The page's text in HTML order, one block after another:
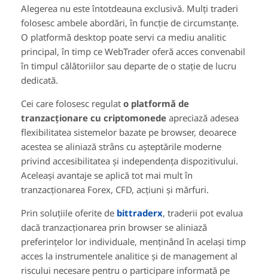
Alegerea nu este întotdeauna exclusivă. Mulți traderi
folosesc ambele abordări, în funcție de circumstanțe.
O platformă desktop poate servi ca mediu analitic
principal, în timp ce WebTrader oferă acces convenabil
în timpul călătoriilor sau departe de o stație de lucru
dedicată.
Cei care folosesc regulat o platformă de
tranzacționare cu criptomonede apreciază adesea
flexibilitatea sistemelor bazate pe browser, deoarece
acestea se aliniază strâns cu așteptările moderne
privind accesibilitatea și independența dispozitivului.
Aceleași avantaje se aplică tot mai mult în
tranzacționarea Forex, CFD, acțiuni și mărfuri.
Prin soluțiile oferite de bittraderx, traderii pot evalua
dacă tranzacționarea prin browser se aliniază
preferințelor lor individuale, menținând în același timp
acces la instrumentele analitice și de management al
riscului necesare pentru o participare informată pe